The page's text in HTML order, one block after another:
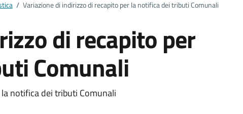
/ Variazione di indirizzo di recapito per la notifica dei tributi Comunali
di recapito per
Comunali
notifica dei tributi Comunali